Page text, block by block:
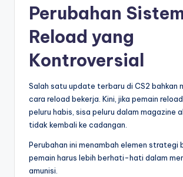
Perubahan
Reload yang
Kontroversial
Salah satu update terbaru di CS2 bahkan
cara reload bekerja. Kini, jika pemain
peluru habis, sisa peluru dalam magazine
tidak kembali ke cadangan.
Perubahan ini menambah elemen strategi
pemain harus lebih berhati-hati dalam
amunisi.